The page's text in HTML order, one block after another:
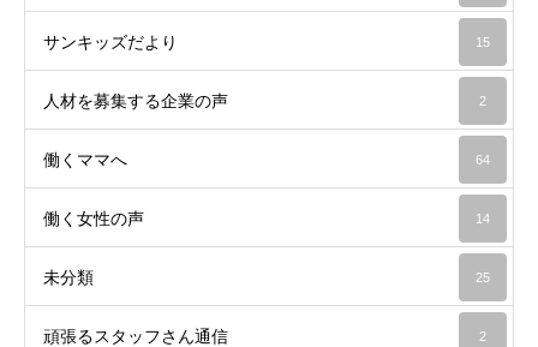
サンキッズだより 15
人材を募集する企業の声 2
働くママへ 64
働く女性の声 14
未分類 25
頑張るスタッフさん通信 2